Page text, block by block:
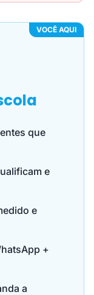
VOCÊ AQUI
que
e
e
+
a